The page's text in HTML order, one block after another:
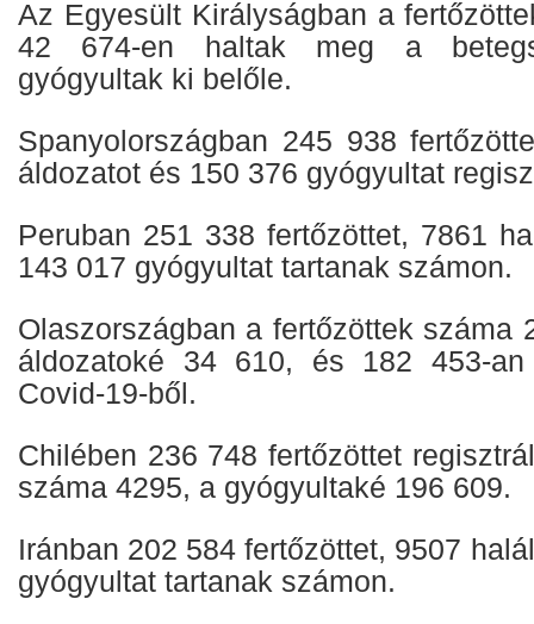
Az Egyesült Királyságban a
42 674-en haltak meg a
gyógyultak ki belőle.
Spanyolországban 245 938
áldozatot és 150 376 gyógyultat
Peruban 251 338 fertőzöttet, 7861
143 017 gyógyultat tartanak számon.
Olaszországban a fertőzöttek száma
áldozatoké 34 610, és 182 453-
Covid-19-ből.
Chilében 236 748 fertőzöttet
száma 4295, a gyógyultaké 196 609.
Iránban 202 584 fertőzöttet, 9507
gyógyultat tartanak számon.